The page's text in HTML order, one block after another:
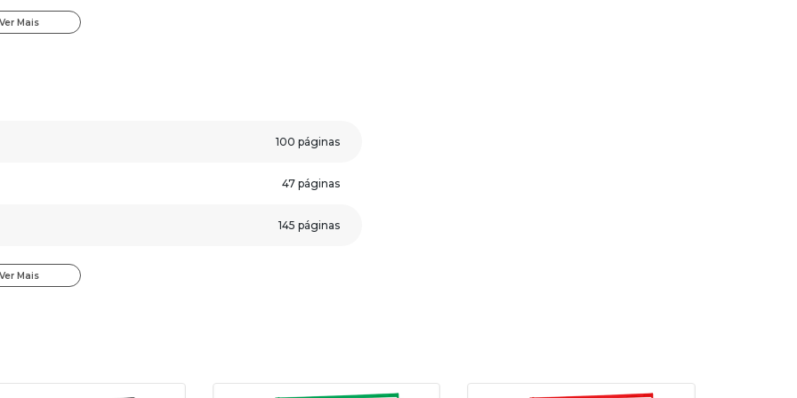
seus estudos e ainda você receberá um bônus
Ver Mais
100 páginas
47 páginas
145 páginas
Ver Mais